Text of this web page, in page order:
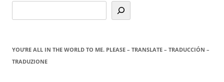
YOU’RE ALL IN THE WORLD TO ME. PLEASE – TRANSLATE – TRADUCCIÓN –
TRADUZIONE